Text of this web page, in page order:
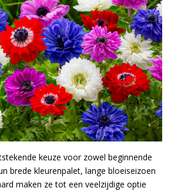
keuze voor zowel beginnende
brede kleurenpalet, lange bloeiseizoen
maken ze tot een veelzijdige optie